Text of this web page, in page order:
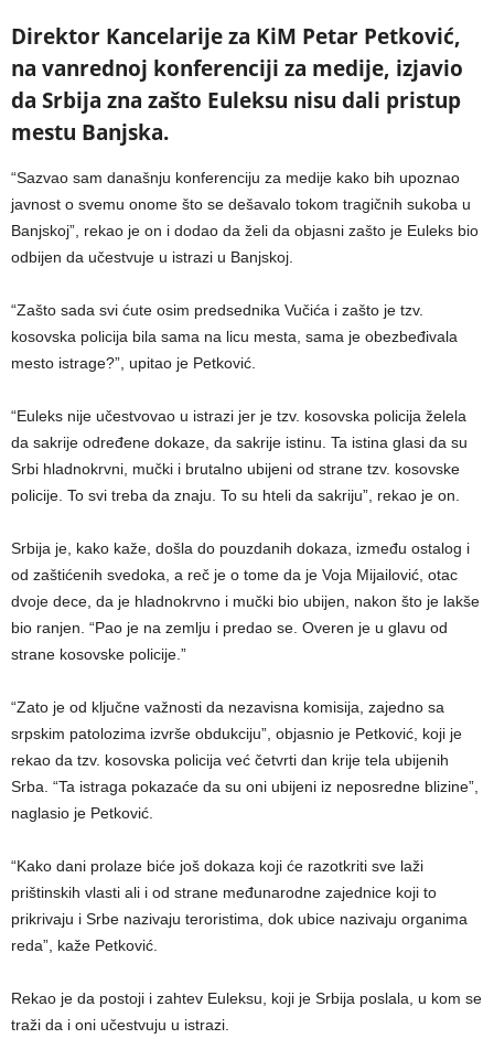
Direktor Kancelarije za KiM Petar Petković,
na vanrednoj konferenciji za medije, izjavio
da Srbija zna zašto Euleksu nisu dali pristup
mestu Banjska.
“Sazvao sam današnju konferenciju za medije kako bih upoznao
javnost o svemu onome što se dešavalo tokom tragičnih sukoba u
Banjskoj”, rekao je on i dodao da želi da objasni zašto je Euleks bio
odbijen da učestvuje u istrazi u Banjskoj.
“Zašto sada svi ćute osim predsednika Vučića i zašto je tzv.
kosovska policija bila sama na licu mesta, sama je obezbeđivala
mesto istrage?”, upitao je Petković.
“Euleks nije učestvovao u istrazi jer je tzv. kosovska policija želela
da sakrije određene dokaze, da sakrije istinu. Ta istina glasi da su
Srbi hladnokrvni, mučki i brutalno ubijeni od strane tzv. kosovske
policije. To svi treba da znaju. To su hteli da sakriju”, rekao je on.
Srbija je, kako kaže, došla do pouzdanih dokaza, između ostalog i
od zaštićenih svedoka, a reč je o tome da je Voja Mijailović, otac
dvoje dece, da je hladnokrvno i mučki bio ubijen, nakon što je lakše
bio ranjen. “Pao je na zemlju i predao se. Overen je u glavu od
strane kosovske policije.”
“Zato je od ključne važnosti da nezavisna komisija, zajedno sa
srpskim patolozima izvrše obdukciju”, objasnio je Petković, koji je
rekao da tzv. kosovska policija već četvrti dan krije tela ubijenih
Srba. “Ta istraga pokazaće da su oni ubijeni iz neposredne blizine”,
naglasio je Petković.
“Kako dani prolaze biće još dokaza koji će razotkriti sve laži
prištinskih vlasti ali i od strane međunarodne zajednice koji to
prikrivaju i Srbe nazivaju teroristima, dok ubice nazivaju organima
reda”, kaže Petković.
Rekao je da postoji i zahtev Euleksu, koji je Srbija poslala, u kom se
traži da i oni učestvuju u istrazi.